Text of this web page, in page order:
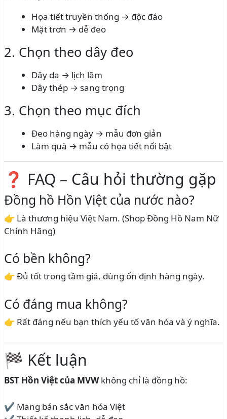
Họa tiết truyền thống → độc đáo
Mặt trơn → dễ đeo
2. Chọn theo dây đeo
Dây da → lịch lãm
Dây thép → sang trọng
3. Chọn theo mục đích
Đeo hàng ngày → mẫu đơn giản
Làm quà → mẫu có họa tiết nổi bật
❓ FAQ – Câu hỏi thường gặp
Đồng hồ Hồn Việt của nước nào?
👉 Là thương hiệu Việt Nam. (Shop Đồng Hồ Nam Nữ
Chính Hãng)
Có bền không?
👉 Đủ tốt trong tầm giá, dùng ổn định hàng ngày.
Có đáng mua không?
👉 Rất đáng nếu bạn thích yếu tố văn hóa và ý nghĩa.
🏁 Kết luận
BST Hồn Việt của MVWkhông chỉ là đồng hồ:
✔ Mang bản sắc văn hóa Việt